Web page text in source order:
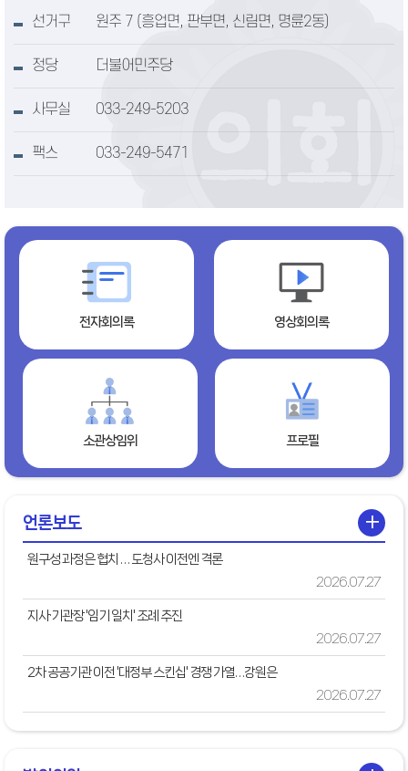
선거구 원주 7 (흥업면, 판부면, 신림면, 명륜2동)
정당 더불어민주당
사무실 033-249-5203
팩스 033-249-5471
언론보도 +
원구성 과정은 협치 … 도청사 이전엔 격론
2026.07.27
지사·기관장 '임기 일치' 조례 추진
2026.07.27
2차 공공기관 이전 '대정부 스킨십' 경쟁 가열…강원은
2026.07.27
전자회의록 영상회의록
소관상임위 프로필